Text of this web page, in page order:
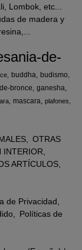
Lombok, etc...
de madera y
de-
buddha
budismo
bronce ganesha
mascara plafones
OTRAS
INTERIOR
ARTÍCULOS
de Privacidad
Políticas de